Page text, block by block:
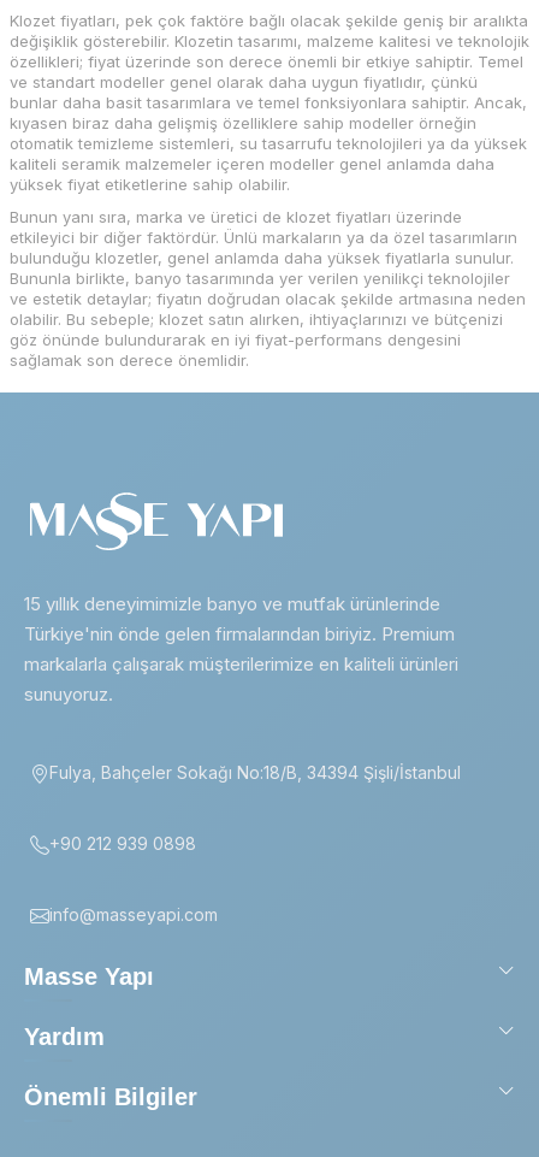
Klozet fiyatları, pek çok faktöre bağlı olacak şekilde geniş bir aralıkta
değişiklik gösterebilir. Klozetin tasarımı, malzeme kalitesi ve teknolojik
özellikleri; fiyat üzerinde son derece önemli bir etkiye sahiptir. Temel
ve standart modeller genel olarak daha uygun fiyatlıdır, çünkü
bunlar daha basit tasarımlara ve temel fonksiyonlara sahiptir. Ancak,
kıyasen biraz daha gelişmiş özelliklere sahip modeller örneğin
otomatik temizleme sistemleri, su tasarrufu teknolojileri ya da yüksek
kaliteli seramik malzemeler içeren modeller genel anlamda daha
yüksek fiyat etiketlerine sahip olabilir.
Bunun yanı sıra, marka ve üretici de klozet fiyatları üzerinde
etkileyici bir diğer faktördür. Ünlü markaların ya da özel tasarımların
bulunduğu klozetler, genel anlamda daha yüksek fiyatlarla sunulur.
Bununla birlikte, banyo tasarımında yer verilen yenilikçi teknolojiler
ve estetik detaylar; fiyatın doğrudan olacak şekilde artmasına neden
olabilir. Bu sebeple; klozet satın alırken, ihtiyaçlarınızı ve bütçenizi
göz önünde bulundurarak en iyi fiyat-performans dengesini
sağlamak son derece önemlidir.
15 yıllık deneyimimizle banyo ve mutfak ürünlerinde
Türkiye'nin önde gelen firmalarından biriyiz. Premium
markalarla çalışarak müşterilerimize en kaliteli ürünleri
sunuyoruz.
Fulya, Bahçeler Sokağı No:18/B, 34394 Şişli/İstanbul
+90 212 939 0898
info@masseyapi.com
Masse Yapı
Yardım
Önemli Bilgiler